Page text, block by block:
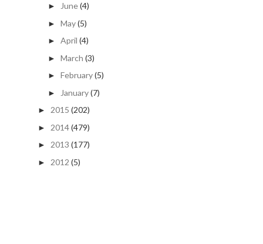
► June(4)
► May(5)
► April (4)
► March (3)
► February(5)
► January(7)
► 2015 (202)
► 2014(479)
► 2013 (177)
► 2012 (5)